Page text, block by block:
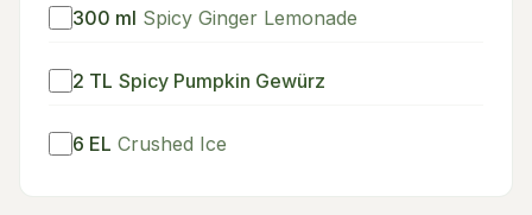
300 ml Spicy Ginger Lemonade
2 TL Spicy Pumpkin Gewürz
6 EL Crushed Ice